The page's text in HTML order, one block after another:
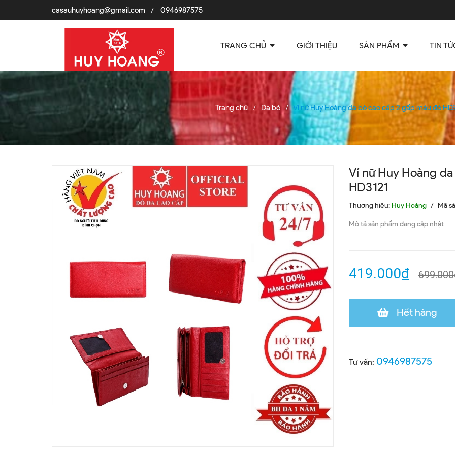
casauhuyhoang@gmail.com / 0946987575
TRANG CHỦ GIỚI THIỆU SẢN PHẨM TIN
Trang chủ / Da bò / Ví nữ Huy Hoàng da bò cao cấp 2 gấp màu đỏ
Ví nữ Huy Hoàng
HD3121
Thương hiệu: Huy Hoàng / Mã
Mô tả sản phẩm đang cập nhật
419.000₫
Hết hàng
Tư vấn: 0946987575